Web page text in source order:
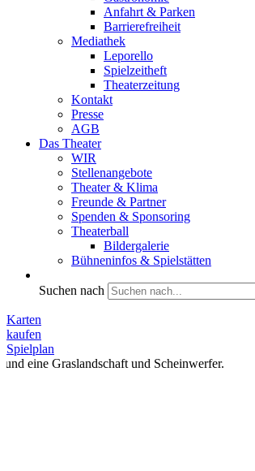
Anfahrt & Parken
Barrierefreiheit
Mediathek
Leporello
Spielzeitheft
Theaterzeitung
Kontakt
Presse
AGB
Das Theater
WIR
Stellenangebote
Theater & Klima
Freunde & Partner
Spenden & Sponsoring
Theaterball
Bildergalerie
Bühneninfos & Spielstätten
Suchen nach
Karten
kaufen
Spielplan